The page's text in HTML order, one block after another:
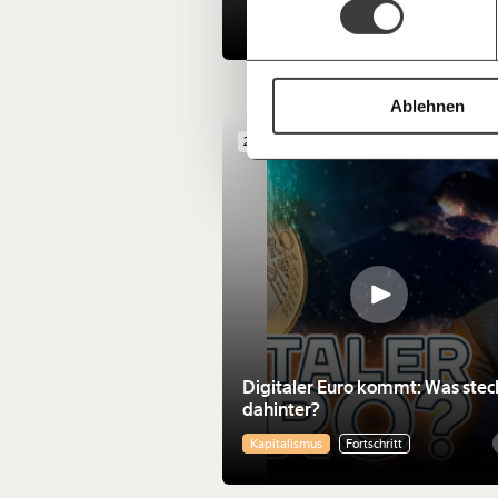
Ablehnen
23.10.2025
Digitaler Euro kommt: Was
dahinter?
Kapitalismus Fortschritt